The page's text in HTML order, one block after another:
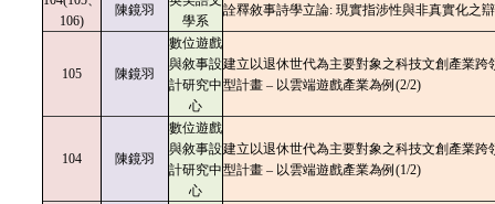
106)
陳鏡羽
學系
詮釋敘事詩學立論: 現實指涉性與非真實化之
105 陳鏡羽
數位遊戲
與敘事設
計研究中
心
建立以退休世代為主要對象之科技文創產業跨
型計畫 – 以雲端遊戲產業為例(2/2)
104 陳鏡羽
數位遊戲
與敘事設
計研究中
心
建立以退休世代為主要對象之科技文創產業跨
型計畫 – 以雲端遊戲產業為例(1/2)